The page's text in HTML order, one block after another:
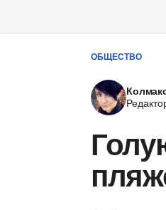
ОБЩЕСТВО